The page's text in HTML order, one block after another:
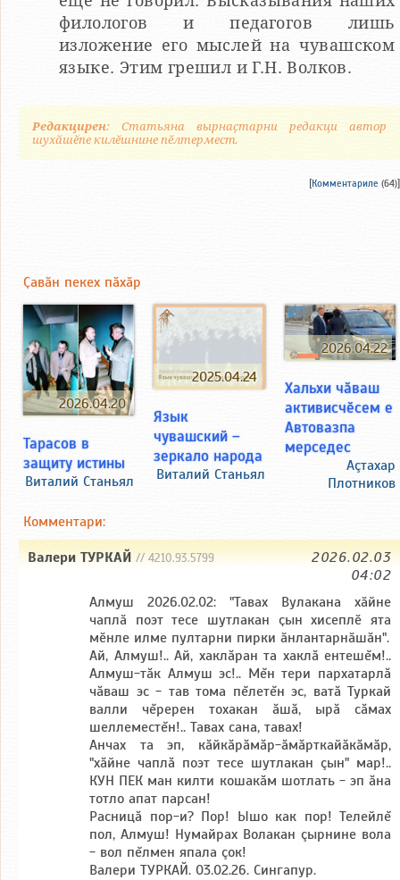
филологов и педагогов лишь
изложение его мыслей на чувашском
языке. Этим грешил и Г.Н. Волков.
Редакцирен: Статьяна вырнаҫтарни редакци автор
шухӑшӗпе килӗшнине пӗлтермест.
[Комментариле (64)]
Ҫавӑн пекех пӑхӑр
2026.04.20
Тарасов в
защиту истины
Виталий Станьял
2025.04.24
Язык
чувашский –
зеркало народа
Виталий Станьял
2026.04.22
Хальхи чӑваш
активисчӗсем е
Автовазпа
мерседес
Аçтахар
Плотников
Комментари:
Валери ТУРКАЙ// 4210.93.5799
2026.02.03
04:02
Алмуш 2026.02.02: "Тавах Вулакана хӑйне
чаплӑ поэт тесе шутлакан ҫын хисеплӗ ята
мӗнле илме пултарни пирки ӑнлантарнӑшӑн".
Ай, Алмуш!.. Ай, хаклăран та хаклă ентешĕм!..
Алмуш-тăк Алмуш эс!.. Мĕн тери пархатарлă
чăваш эс - тав тома пĕлетĕн эс, ватă Туркай
валли чĕререн тохакан ăшă, ырă сăмах
шеллеместĕн!.. Тавах сана, тавах!
Анчах та эп, кăйкăрăмăр-ăмăрткайăкăмăр,
"хăйне чаплă поэт тесе шутлакан çын" мар!..
КУН ПЕК ман килти кошакăм шотлать - эп ăна
тотло апат парсан!
Расницă пор-и? Пор! Ышо как пор! Телейлĕ
пол, Алмуш! Нумайрах Волакан çырнине вола
- вол пĕлмен япала çок!
Валери ТУРКАЙ. 03.02.26. Сингапур.